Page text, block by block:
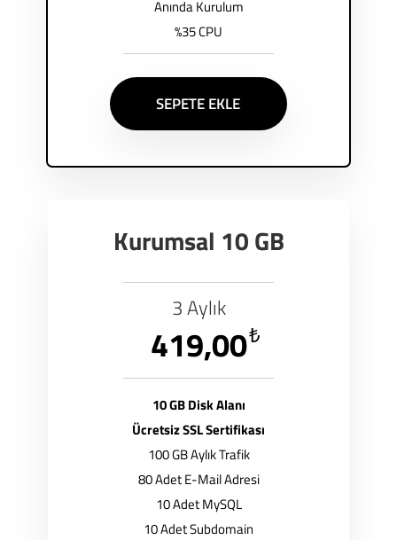
Anında Kurulum
%35 CPU
SEPETE EKLE
Kurumsal 10 GB
3 Aylık
₺
419,00
10 GB Disk Alanı
Ücretsiz SSL Sertifikası
100 GB Aylık Trafik
80 Adet E-Mail Adresi
10 Adet MySQL
10 Adet Subdomain